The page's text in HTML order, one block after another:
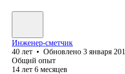
Инженер-сметчик
40 лет • Обновлено 3 января
Общий опыт
14 лет 6 месяцев